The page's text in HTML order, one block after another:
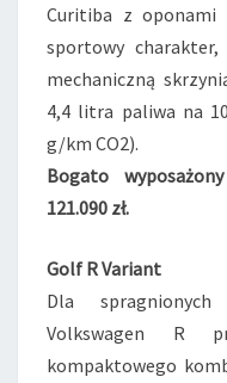
Curitiba z oponami
sportowy
mechaniczną
4,4 litra paliwa na
g/km CO2).
Bogato
121.090 zł.
Golf R Variant
Dla
Volkswagen R
kompaktowego